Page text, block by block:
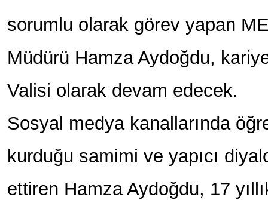
sorumlu olarak görev yapan
Müdürü Hamza Aydoğdu,
Valisi olarak devam edecek.
Sosyal medya kanallarında
kurduğu samimi ve yapıcı
ettiren Hamza Aydoğdu, 17